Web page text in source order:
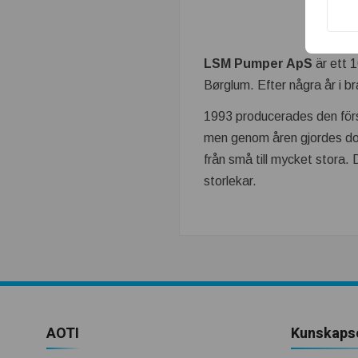
LSM Pumper ApS är ett
Børglum. Efter några år i
1993 producerades den
men genom åren gjordes
från små till mycket stora.
storlekar.
AOTI